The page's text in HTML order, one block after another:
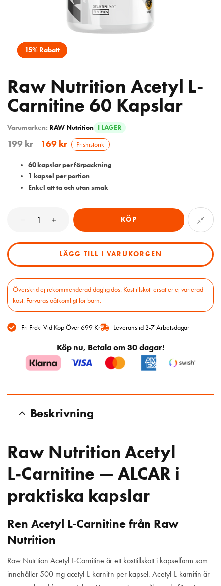
15% Rabatt
Raw Nutrition Acetyl L-
Carnitine 60 Kapslar
Varumärken: RAW Nutrition I LAGER
199kr 169 kr Prishistorik
60 kapslar per förpackning
1 kapsel per portion
Enkel att ta och utan smak
KÖP
LÄGG TILL I VARUKORGEN
Överskrid ej rekommenderad daglig dos. Kosttillskott ersätter ej varierad
kost. Förvaras oåtkomligt för barn.
Fri Frakt Vid Köp Över 699 Kr Leveranstid 2-7 Arbetsdagar
Köp nu, Betala om 30 dagar!
Beskrivning
Raw Nutrition Acetyl
L‑Carnitine — ALCAR i
praktiska kapslar
Ren Acetyl L‑Carnitine från Raw
Nutrition
Raw Nutrition Acetyl L‑Carnitine är ett kosttillskott i kapselform som
innehåller 500 mg acetyl-L-karnitin per kapsel. Acetyl-L-karnitin är